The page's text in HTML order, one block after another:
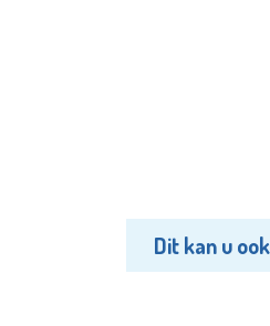
Dit kan u